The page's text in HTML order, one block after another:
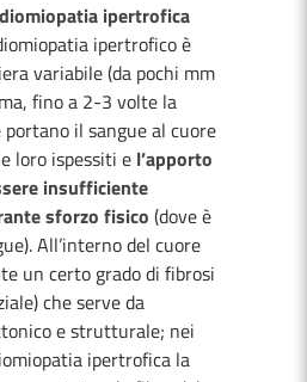
ipertrofica
ipertrofico è
variabile (da pochi mm
fino a 2-3 volte la
portano il sangue al cuore
loro ispessiti e l’apporto
insufficiente
sforzo fisico (dove è
All’interno del cuore
un certo grado di fibrosi
che serve da
e strutturale; nei
ipertrofica la